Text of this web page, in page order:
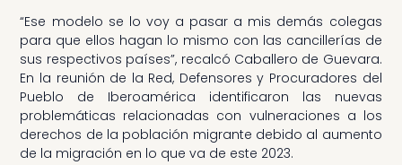
“Ese modelo se lo voy a pasar a mis demás colegas
para que ellos hagan lo mismo con las cancillerías de
sus respectivos países”, recalcó Caballero de Guevara.
En la reunión de la Red, Defensores y Procuradores del
Pueblo de Iberoamérica identificaron las nuevas
problemáticas relacionadas con vulneraciones a los
derechos de la población migrante debido al aumento
de la migración en lo que va de este 2023.